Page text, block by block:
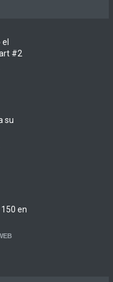
#2
su
en